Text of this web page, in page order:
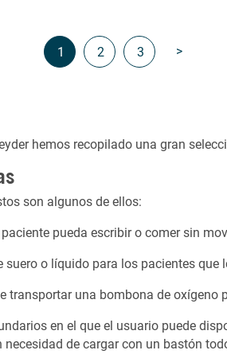
1 2 3 >
hemos recopilado una gran
son algunos de ellos:
pueda escribir o comer sin
o líquido para los pacientes que
transportar una bombona de
en el que el usuario puede
de cargar con un bastón